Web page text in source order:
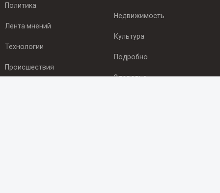
Политика
Лента мнений
Технологии
Происшествия
Недвижимость
Культура
Подробно
Здоровье